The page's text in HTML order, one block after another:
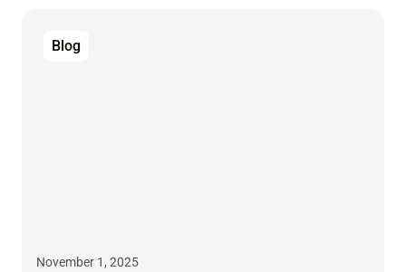
Blog
November 1, 2025